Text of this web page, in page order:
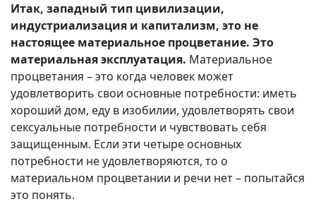
Итак, западный тип цивилизации,
индустриализация и капитализм, это не
настоящее материальное процветание. Это
материальная эксплуатация. Материальное
процветания – это когда человек может
удовлетворить свои основные потребности: иметь
хороший дом, еду в изобилии, удовлетворять свои
сексуальные потребности и чувствовать себя
защищенным. Если эти четыре основных
потребности не удовлетворяются, то о
материальном процветании и речи нет – попытайся
это понять.